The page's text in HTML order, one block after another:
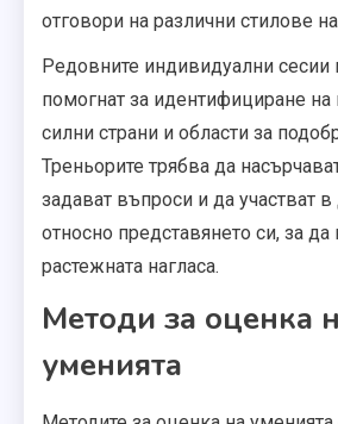
отговори на различни стилове
Редовните индивидуални сесии
помогнат за идентифициране на
силни страни и области за
Треньорите трябва да
задават въпроси и да участват
относно представянето си, за да
растежната нагласа.
Методи за оценка
уменията